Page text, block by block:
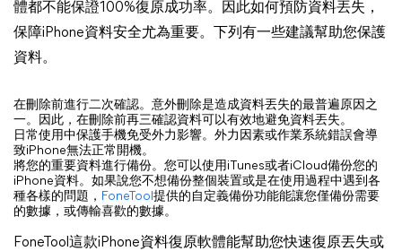
體都不能保證100%復原成功率。因此如何預防資料丟失，
保障iPhone資料安全尤為重要。下列有一些建議幫助您保護
資料。
在刪除前進行二次確認。意外刪除是造成資料丟失的最普遍原因之
一。因此，在刪除前再三確認資料可以有效地避免資料丟失。
日常使用中保護手機免受外力影響。外力因素或作業系統錯誤會導
致iPhone無法正常開機。
將您的重要資料進行備份。您可以使用iTunes或者iCloud備份您的
iPhone資料。如果說您不想備份整個裝置或是在使用過程中遇到各
種各樣的問題， FoneTool提供的自定義備份功能能讓您僅備份需要
的數據，或傳輸喜歡的數據。
FoneTool這款iPhone資料復原軟體能幫助您快速復原丟失或